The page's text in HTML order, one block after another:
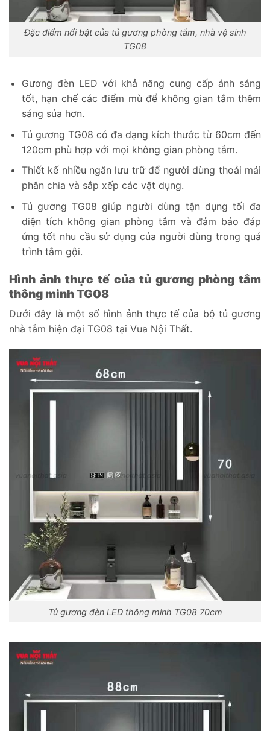
Đặc điểm nổi bật của tủ gương phòng tắm, nhà vệ sinh
TG08
Gương đèn LED với khả năng cung cấp ánh sáng
tốt, hạn chế các điểm mù để không gian tắm thêm
sáng sủa hơn.
Tủ gương TG08 có đa dạng kích thước từ 60cm đến
120cm phù hợp với mọi không gian phòng tắm.
Thiết kế nhiều ngăn lưu trữ để người dùng thoải mái
phân chia và sắp xếp các vật dụng.
Tủ gương TG08 giúp người dùng tận dụng tối đa
diện tích không gian phòng tắm và đảm bảo đáp
ứng tốt nhu cầu sử dụng của người dùng trong quá
trình tắm gội.
Hình ảnh thực tế của tủ gương phòng tắm
thông minh TG08
Dưới đây là một số hình ảnh thực tế của bộ tủ gương
nhà tắm hiện đại TG08 tại Vua Nội Thất.
Tủ gương đèn LED thông minh TG08 70cm